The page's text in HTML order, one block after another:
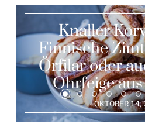
Knaller
Finnische
Örfilar oder
Ohrfeige
OKTOBER 14,